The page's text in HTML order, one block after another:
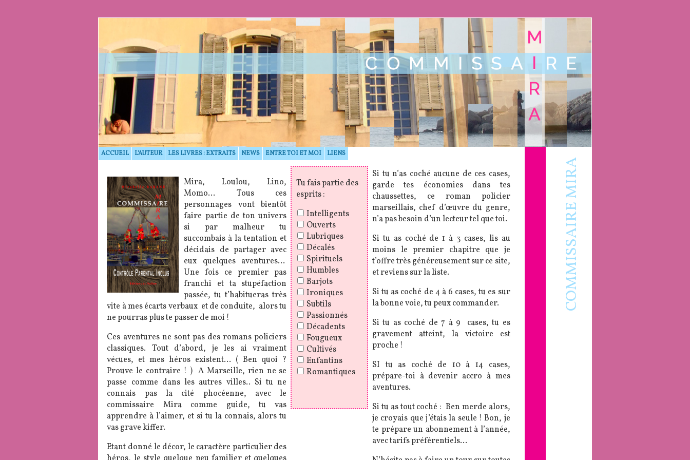
ACCUEIL L'AUTEUR LES LIVRES : EXTRAITS NEWS ENTRE TOI ET MOI LIENS
Mira, Loulou, Lino,
Momo… Tous ces
personnages vont bientôt
faire partie de ton univers
si par malheur tu
succombais à la tentation et
décidais de partager avec
eux quelques aventures…
Une fois ce premier pas
franchi et ta stupéfaction
passée, tu t’habitueras très
vite à mes écarts verbaux et de conduite, alors tu
ne pourras plus te passer de moi !
Ces aventures ne sont pas des romans policiers
classiques. Tout d’abord, je les ai vraiment
vécues, et mes héros existent… ( Ben quoi ?
Prouve le contraire ! ) A Marseille, rien ne se
passe comme dans les autres villes.. Si tu ne
connais pas la cité phocéenne, avec le
commissaire Mira comme guide, tu vas
apprendre à l’aimer, et si tu la connais, alors tu
vas grave kiffer.
Etant donné le décor, le caractère particulier des
Tu fais partie des
esprits :
Intelligents
Ouverts
Lubriques
Décalés
Spirituels
Humbles
Barjots
Ironiques
Subtils
Passionnés
Décadents
Fougueux
Cultivés
Enfantins
Romantiques
Si tu n’as coché aucune de ces cases,
garde tes économies dans tes
chaussettes, ce roman policier
marseillais, chef d’œuvre du genre,
n’a pas besoin d’un lecteur tel que toi.
Si tu as coché de 1 à 3 cases, lis au
moins le premier chapitre que je
t’offre très généreusement sur ce site,
et reviens sur la liste.
Si tu as coché de 4 à 6 cases, tu es sur
la bonne voie, tu peux commander.
Si tu as coché de 7 à 9 cases, tu es
gravement atteint, la victoire est
proche !
SI tu as coché de 10 à 14 cases,
prépare-toi à devenir accro à mes
aventures.
Si tu as tout coché : Ben merde alors,
je croyais que j’étais la seule ! Bon, je
te prépare un abonnement à l’année,
avec tarifs préférentiels…
COMMISSAIRE MIRA